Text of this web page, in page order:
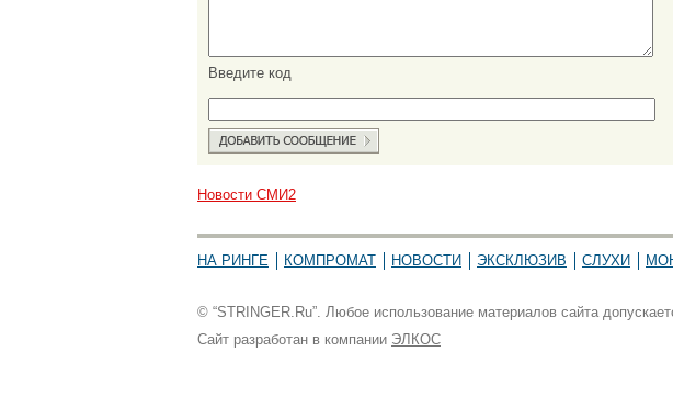
Введите код
Новости СМИ2
НА РИНГЕ КОМПРОМАТ НОВОСТИ ЭКСКЛЮЗИВ СЛУХИ
© “STRINGER.Ru”. Любое использование материалов сайта
Сайт разработан в компании ЭЛКОС